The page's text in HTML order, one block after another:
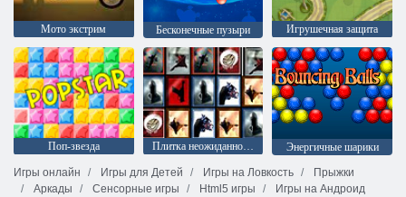
Мото экстрим Бесконечные пузыри Игрушечная защита
Поп-звезда Плитка неожиданностей
Энергичные шарики
Игры онлайн
Игры для Детей Игры на Ловкость
Прыжки
Аркады
Сенсорные игры Html5 игры Игры на Андроид